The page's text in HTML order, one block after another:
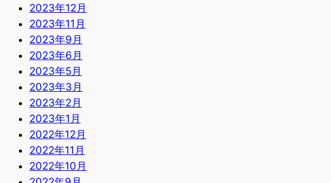
2023年12月
2023年11月
2023年9月
2023年6月
2023年5月
2023年3月
2023年2月
2023年1月
2022年12月
2022年11月
2022年10月